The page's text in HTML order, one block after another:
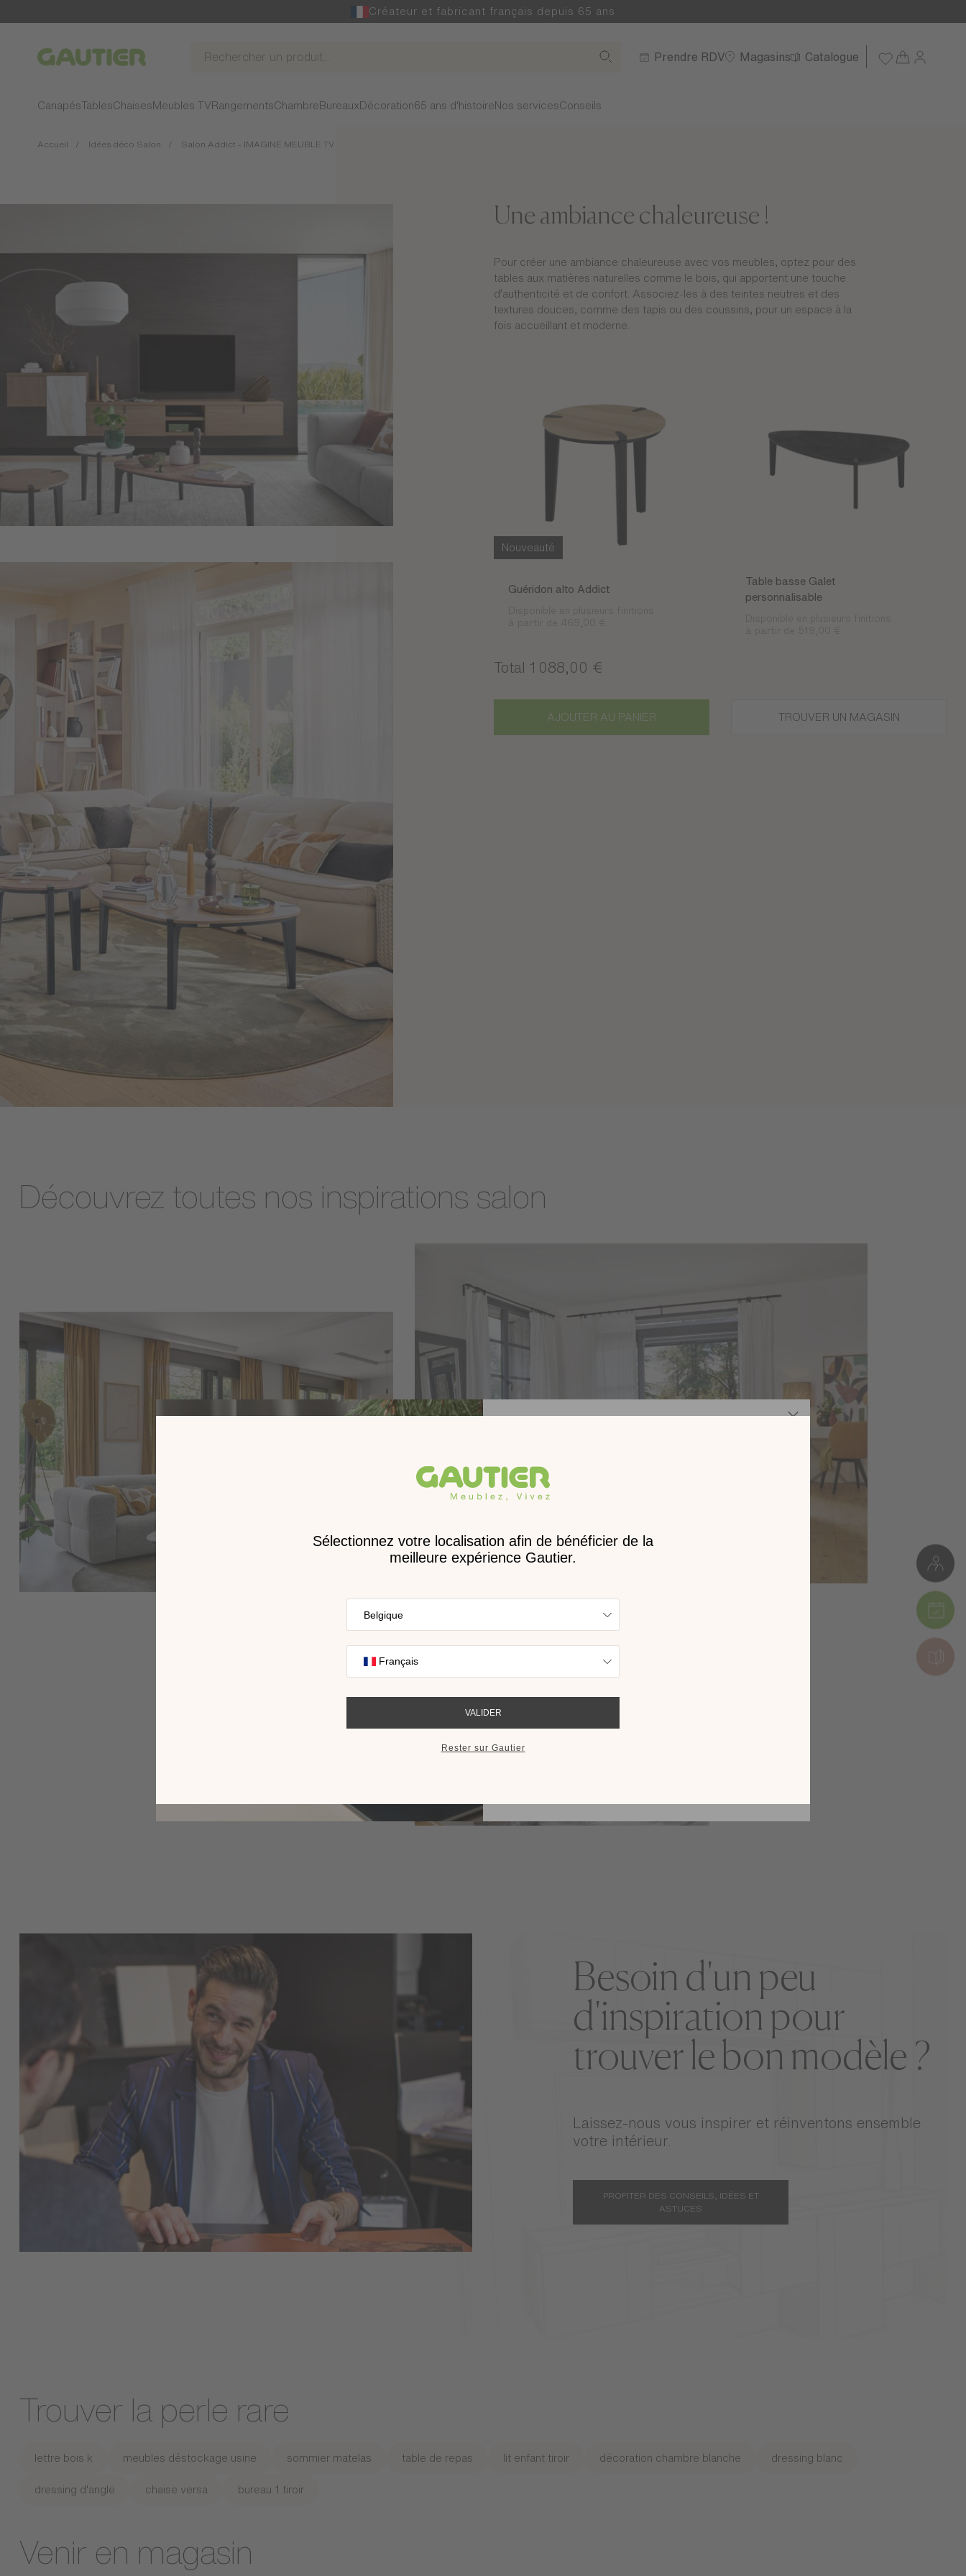
Créateur et fabricant français depuis 65 ans
Gautier Prendre RDV Magasins Catalogue
CanapésTablesChaises Meubles TV RangementsChambre Bureaux Décoration65 ans d'histoire Nos servicesConseils
Accueil Idées déco Salon Salon Addict - IMAGINE MEUBLE TV
Une ambiance chaleureuse !
Pour créer une ambiance chaleureuse avec vos meubles, optez pour des
tables aux matières naturelles comme le bois, qui apportent une touche
d’authenticité et de confort. Associez-les à des teintes neutres et des
textures douces, comme des tapis ou des coussins, pour un espace à la
fois accueillant et moderne.
Nouveauté
Guéridon alto Addict
Table basse Galet
personnalisable
Total 1 088,00 €
AJOUTER AU PANIER TROUVER UN MAGASIN
Découvrez toutes nos inspirations salon
Besoin d'un peu
d'inspiration pour
trouver le bon modèle ?
Laissez-nous vous inspirer et réinventons ensemble
votre intérieur.
PROFITER DES CONSEILS, IDÉES ET
ASTUCES
Trouver la perle rare
lettre bois k meubles déstockage usine sommier matelas table de repas lit enfant tiroir décoration chambre blanche dressing blanc
dressing d'angle chaise versa bureau 1 tiroir
Venir en magasin
nouveau catalogue
Trouvez l’inspiration en découvrant
nos collections sur l’écran de votre
RECEVOIR LE CATALOGUE 2026